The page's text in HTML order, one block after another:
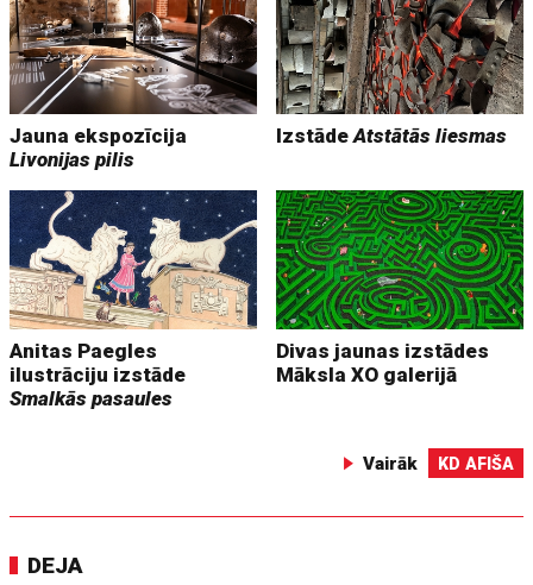
Jauna ekspozīcija
Livonijas pilis
IzstādeAtstātās liesmas
Anitas Paegles
ilustrāciju izstāde
Smalkās pasaules
Divas jaunas izstādes
Māksla XO galerijā
Vairāk KD AFIŠA
DEJA